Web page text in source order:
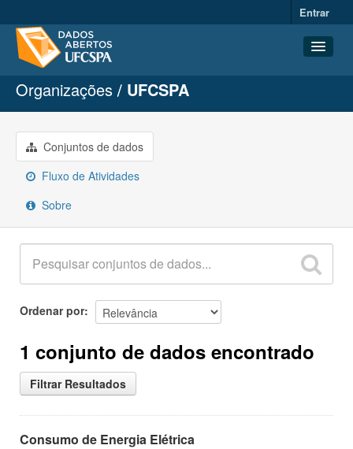
Entrar
Conjuntos de dados
Organizações
Grupos
Sobre
Organizações UFCSPA
Conjuntos de dados
Fluxo de Atividades
Sobre
Ordenar por
1 conjunto de dados encontrado
Filtrar Resultados
Consumo de Energia Elétrica